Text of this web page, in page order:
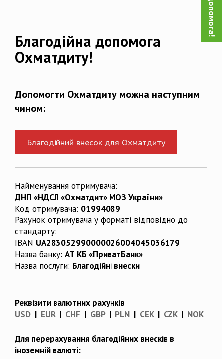
Благодійна допомога
Охматдиту!
Допомогти Охматдиту можна наступним
чином:
Благодійний внесок для Охматдиту
Найменування отримувача:
ДНП «НДСЛ «Охматдит» МОЗ України»
Код отримувача: 01994089
Рахунок отримувача у форматі відповідно до
стандарту:
IBAN UA283052990000026004045036179
Назва банку: АТ КБ «ПриватБанк»
Назва послуги: Благодійні внески
Реквізити валютних рахунків
USD | EUR | CHF | GBP| PLN | CEK| CZK| NOK
Для перерахування благодійних внесків в
іноземній валюті: